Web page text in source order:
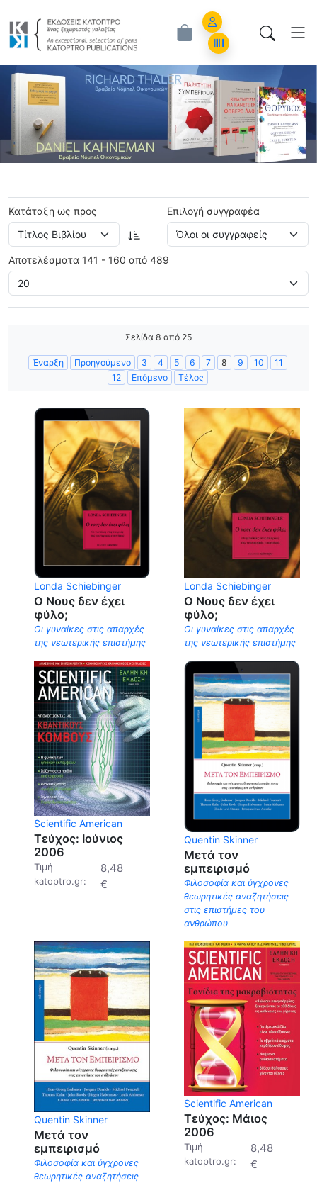
Εκδόσεις Κάτοπτρο - Επιστημονικά
Account
Orders
Κατάταξη ως προς Επιλογή συγγραφέα
Αποτελέσματα 141 - 160 από 489
Σελίδα 8 από 25
Έναρξη Προηγούμενο 3 4 5 6 7 8 9 10
11
12
Επόμενο Τέλος
Londa Schiebinger
Ο Νους δεν έχει
φύλο;
Οι γυναίκες στις απαρχές
της νεωτερικής επιστήμης
Londa Schiebinger
Ο Νους δεν έχει
φύλο;
Οι γυναίκες στις απαρχές
της νεωτερικής επιστήμης
Scientific American
Τεύχος: Ιούνιος
2006
Τιμή
katoptro.gr:
8,48
€
Quentin Skinner
Μετά τον
εμπειρισμό
Φιλοσοφία και ύγχρονες
θεωρητικές αναζητήσεις
στις επιστήμες του
ανθρώπου
Quentin Skinner
Μετά τον
εμπειρισμό
Φιλοσοφία και ύγχρονες
θεωρητικές αναζητήσεις
Scientific American
Τεύχος: Μάιος
2006
Τιμή
katoptro.gr:
8,48
€